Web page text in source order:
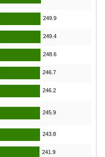
249.9
249.4
248.6
246.7
246.2
245.9
243.8
241.9